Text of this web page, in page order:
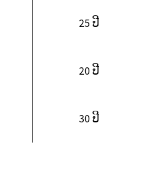
25 ປີ
20 ປີ
30 ປີ